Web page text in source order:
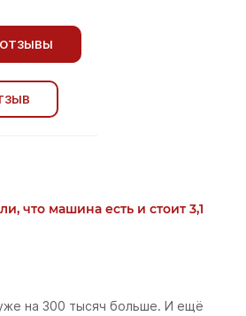
что машина есть и стоит 3,1
на 300 тысяч больше. И ещё